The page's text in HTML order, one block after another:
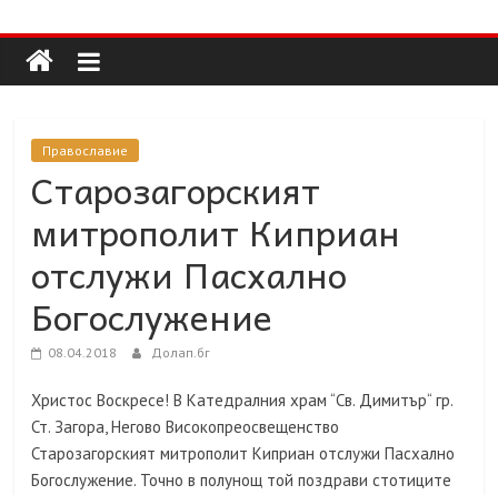
to
content
Долап
БГ
култура|
пътешествия|
мода|
събития|
кухня|
реклама|
минало|
Православие
Старозагорският
митрополит Киприан
отслужи Пасхално
Богослужение
08.04.2018 Долап.бг
Христос Воскресе! В Катедралния храм “Св. Димитър“ гр.
Ст. Загора, Негово Високопреосвещенство
Старозагорският митрополит Киприан отслужи Пасхално
Богослужение. Точно в полунощ той поздрави стотиците